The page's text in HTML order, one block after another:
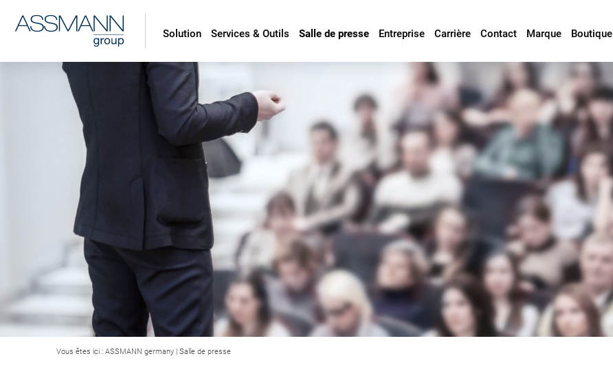
Solution Services & Outils Salle de presse Entreprise Carrière Contact Marque Boutique
Vous êtes ici : ASSMANN germany | Salle de presse